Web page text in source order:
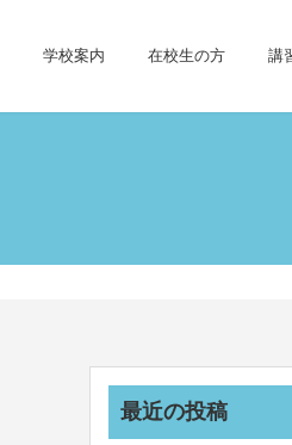
学校案内 在校生の方 講
最近の投稿